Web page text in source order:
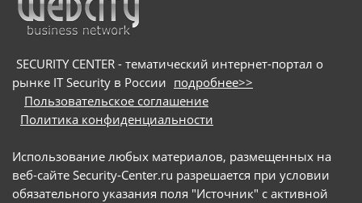
потенциальных жертв на вредоносные сайты и
под видом приложения для видеоконференций
SECURITY CENTER - тематический интернет-портал о
рынке IT Security в России подробнее>>
Пользовательское соглашение
Политика конфиденциальности
Использование любых материалов, размещенных на
веб-сайте Security-Center.ru разрешается при условии
обязательного указания поля "Источник" с активной